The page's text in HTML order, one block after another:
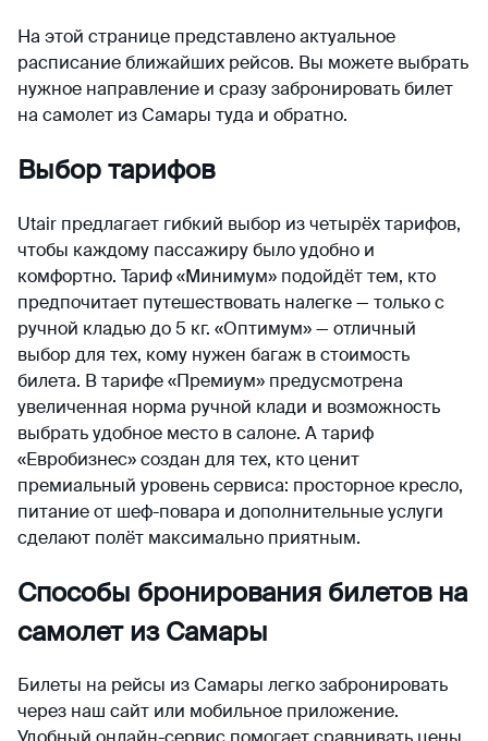
На этой странице представлено актуальное
расписание ближайших рейсов. Вы можете выбрать
нужное направление и сразу забронироватьбилет
на самолет из Самары туда и обратно.
Выбор тарифов
Utair предлагает гибкий выбор из четырёх тарифов,
чтобы каждому пассажиру было удобно и
комфортно. Тариф «Минимум» подойдёт тем, кто
предпочитает путешествовать налегке — только с
ручной кладью до 5 кг. «Оптимум» — отличный
выбор для тех, кому нужен багаж в стоимость
билета. В тарифе «Премиум» предусмотрена
увеличенная норма ручной клади и возможность
выбрать удобное место в салоне. А тариф
«Евробизнес» создан для тех, кто ценит
премиальный уровень сервиса: просторное кресло,
питание от шеф-повара и дополнительные услуги
сделают полёт максимально приятным.
Способы бронирования билетов на
самолет из Самары
Билеты на рейсы из Самары легко забронировать
через наш сайт или мобильное приложение.